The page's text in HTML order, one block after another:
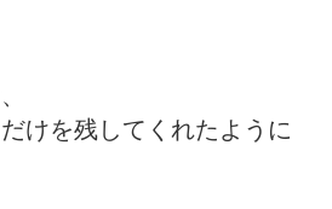
けを残してくれたように